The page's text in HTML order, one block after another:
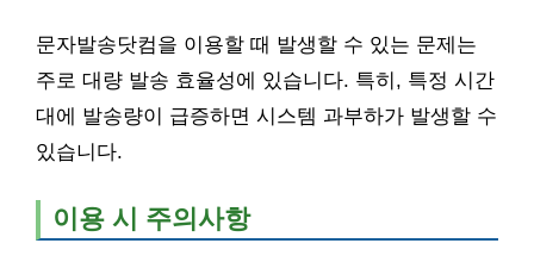
문자발송닷컴을 이용할 때 발생할 수 있는 문제는
주로 대량 발송 효율성에 있습니다. 특히, 특정 시간
대에 발송량이 급증하면 시스템 과부하가 발생할 수
있습니다.
이용 시 주의사항